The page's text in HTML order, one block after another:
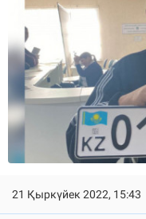
21 Қыркүйек 2022, 15:43